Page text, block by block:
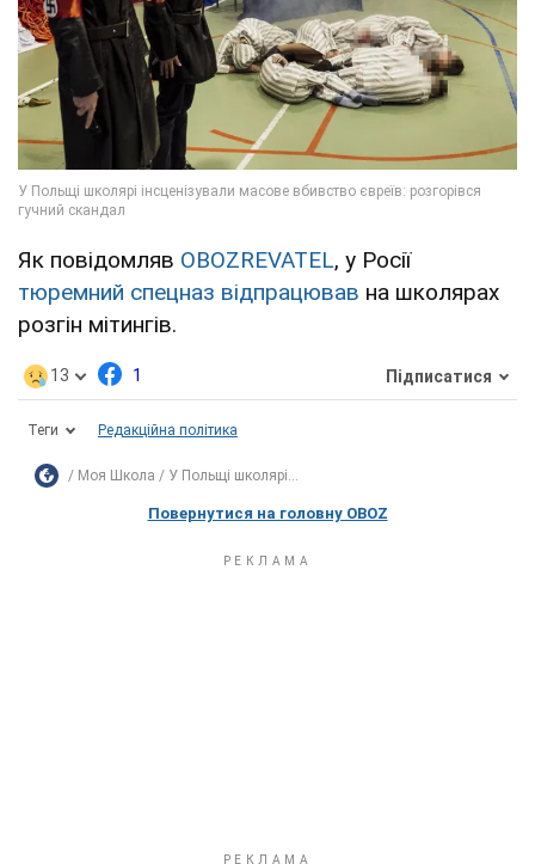
Як повідомляв OBOZREVATEL, у Росії
тюремний спецназ відпрацював на школярах
розгін мітингів.
13 1 Підписатися
Теги Редакційна політика
Моя Школа У Польщі школярі...
Повернутися на головну OBOZ